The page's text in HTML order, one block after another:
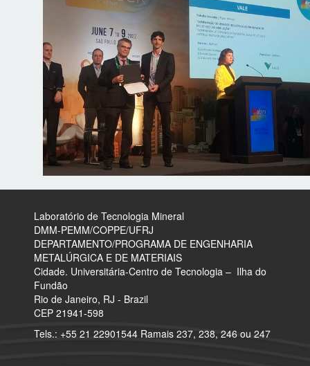
Laboratório de Tecnologia Mineral
​DMM-PEMM/COPPE/UFRJ
DEPARTAMENTO/PROGRAMA DE ENGENHARIA
METALÚRGICA E DE MATERIAIS
Cidade. Universitária-Centro de Tecnologia – Ilha do
Fundão
Rio de Janeiro, RJ - Brazil
CEP 21941-598
Tels.: +55 21 22901544 Ramais 237, 238, 246 ou 247